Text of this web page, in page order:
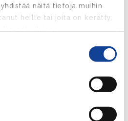
näitä tietoja muihin
heille tai joita on kerätty,
auttaa tarvittaessa
ja hakuprosessissa.